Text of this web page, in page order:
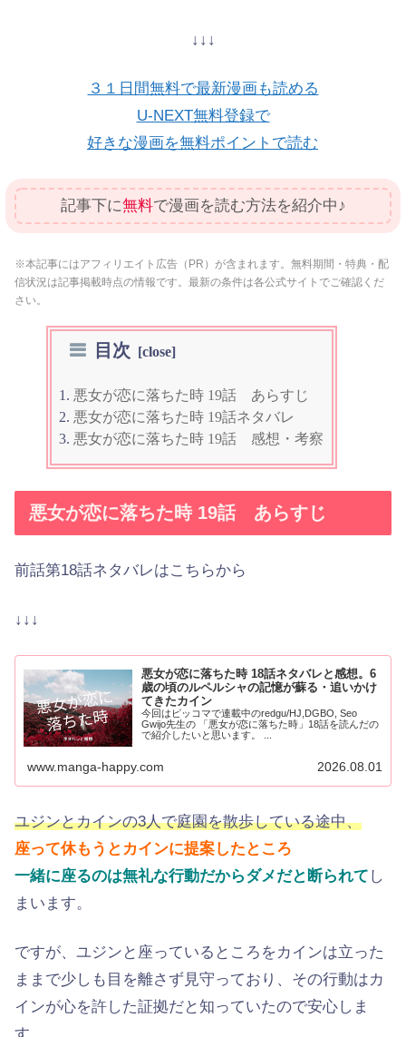
↓↓↓
３１日間無料で最新漫画も読める
U-NEXT無料登録で
好きな漫画を無料ポイントで読む
記事下に無料で漫画を読む方法を紹介中♪
※本記事にはアフィリエイト広告（PR）が含まれます。無料期間・特典・配
信状況は記事掲載時点の情報です。最新の条件は各公式サイトでご確認くだ
さい。
目次
悪女が恋に落ちた時 19話 あらすじ
悪女が恋に落ちた時 19話ネタバレ
悪女が恋に落ちた時 19話 感想・考察
悪女が恋に落ちた時 19話 あらすじ
前話第18話ネタバレはこちらから
↓↓↓
悪女が恋に落ちた時 18話ネタバレと感想。6
歳の頃のルペルシャの記憶が蘇る・追いかけ
てきたカイン
今回はピッコマで連載中のredgu/HJ,DGBO, Seo
Gwijo先生の 「悪女が恋に落ちた時」18話を読んだの
で紹介したいと思います。 ...
www.manga-happy.com 2026.08.01
ユジンとカインの3人で庭園を散歩している途中、
座って休もうとカインに提案したところ
一緒に座るのは無礼な行動だからダメだと断られて し
まいます。
ですが、ユジンと座っているところをカインは立った
ままで少しも目を離さず見守っており、その行動はカ
インが心を許した証拠だと知っていたので安心しま
す。